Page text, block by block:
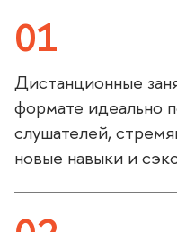
01
Дистанционные
формате идеально
слушателей,
новые навыки и